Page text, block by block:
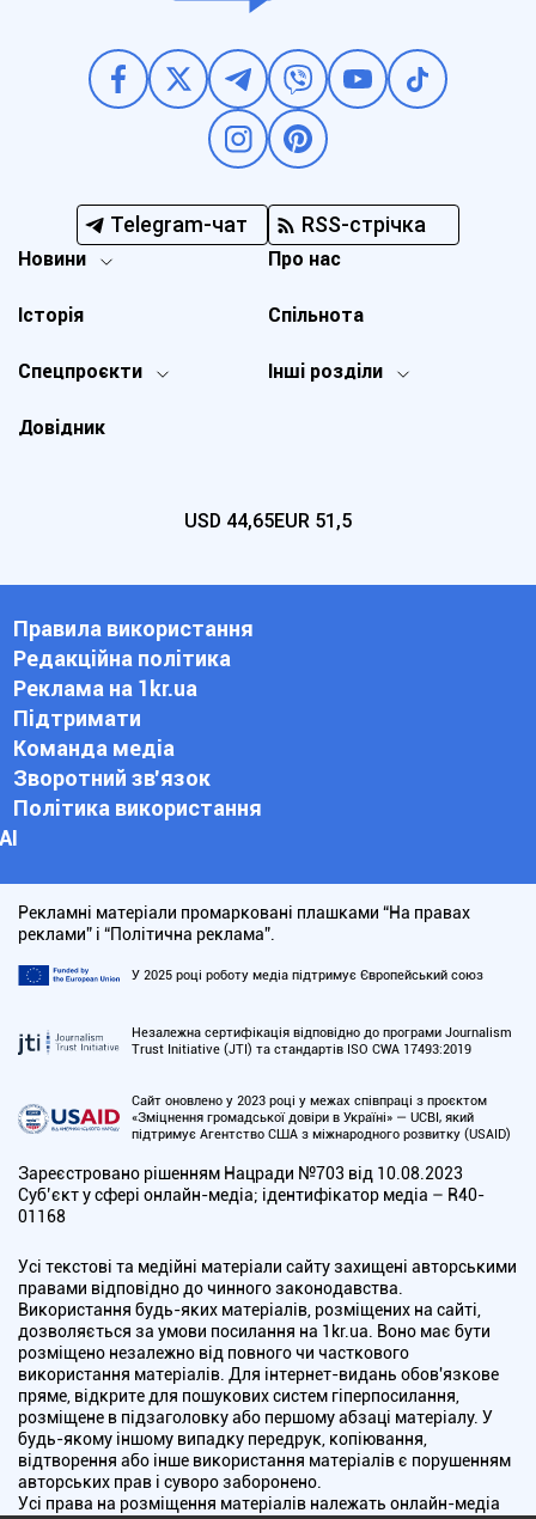
Telegram-чат RSS-стрічка
Новини
Спецпроєкти Інші розділи
Історія
Про нас
Довідник
Спільнота
USD 44,65EUR 51,5
Правила використання
Редакційна політика
Реклама на 1kr.ua
Підтримати
Команда медіа
Зворотний зв'язок
Політика використання
АІ
Рекламні матеріали промарковані плашками “На правах
реклами” і “Політична реклама”.
У 2025 році роботу медіа підтримує Європейський союз
Незалежна сертифікація відповідно до програми Journalism
Trust Initiative (JTI) та стандартів ISO CWA 17493:2019
Сайт оновлено у 2023 році у межах співпраці з проєктом
«Зміцнення громадської довіри в Україні» — UCBI, який
підтримує Агентство США з міжнародного розвитку (USAID)
Зареєстровано рішенням Нацради №703 від 10.08.2023
Cуб’єкт у сфері онлайн-медіа; ідентифікатор медіа – R40-
01168
Усі текстові та медійні матеріали сайту захищені авторськими
правами відповідно до чинного законодавства.
Використання будь-яких матеріалів, розміщених на сайті,
дозволяється за умови посилання на 1kr.ua. Воно має бути
розміщено незалежно від повного чи часткового
використання матеріалів. Для інтернет-видань обов'язкове
пряме, відкрите для пошукових систем гіперпосилання,
розміщене в підзаголовку або першому абзаці матеріалу. У
будь-якому іншому випадку передрук, копіювання,
відтворення або інше використання матеріалів є порушенням
авторських прав і суворо заборонено.
Усі права на розміщення матеріалів належать онлайн-медіа